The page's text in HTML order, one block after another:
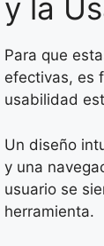
y la
Para que
efectivas, es
usabilidad
Un diseño
y una
usuario se
herramienta.